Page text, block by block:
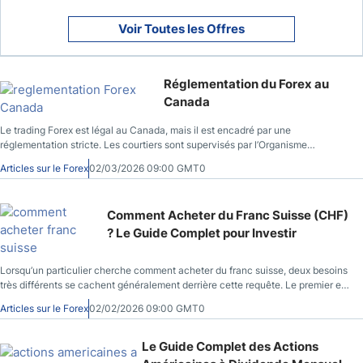
Voir Toutes les Offres
Réglementation du Forex au
Canada
Le trading Forex est légal au Canada, mais il est encadré par une
réglementation stricte. Les courtiers sont supervisés par l’Organisme
canadien de réglementation des investissements (OCRI) et les autorités
provinciales regroupées au sein des Autorités canadiennes en valeurs
autorisés, d’éviter les plateformes non régulées et de trader dans des
conditions conformes à la loi. Ce guide complet sur la réglementation du
Forex au Canada vous aide à comprendre le cadre légal applicable et à trader
en toute conformité.
Articles sur le Forex02/03/2026 09:00 GMT0
Comment Acheter du Franc Suisse (CHF)
? Le Guide Complet pour Investir
Lorsqu’un particulier cherche comment acheter du franc suisse, deux besoins
très différents se cachent généralement derrière cette requête. Le premier est
simple et concret : disposer de francs suisses pour un voyage en Suisse, afin
de régler des dépenses courantes sur place. Le second est plus financier :
de valeur refuge ou l’intégrer dans une stratégie de diversification. Ces deux
approches n’ont pourtant rien en commun, ni en termes d’objectifs, ni de
Articles sur le Forex02/02/2026 09:00 GMT0
Le Guide Complet des Actions